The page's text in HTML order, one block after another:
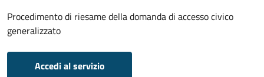
Procedimento di riesame della domanda di accesso civico
generalizzato
Accedi al servizio